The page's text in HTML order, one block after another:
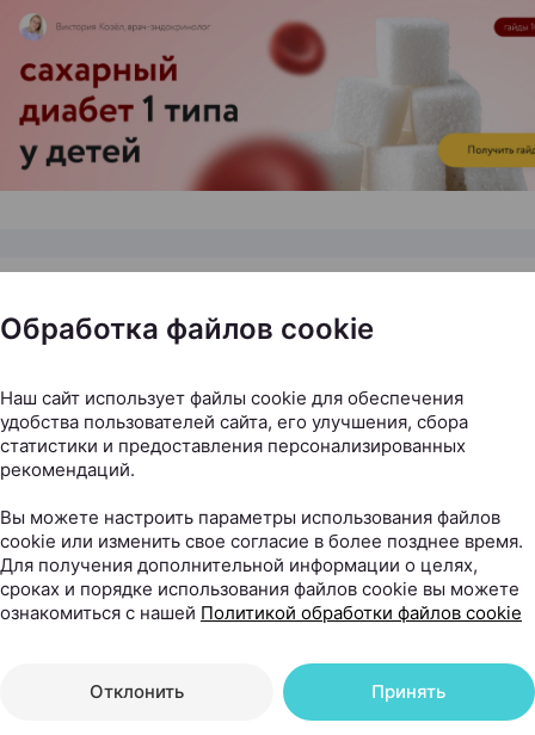
ЭФФЕКТИВНАЯ РЕКЛАМА НА САЙТЕ
выпадение волос:
нужно обращаться к
20.07.2026
остается все больше волос, пробор
советуют то витамины, то шампуни от
Но что делать, чтобы действительно решить
косметологом и дерматологом, основателем и
и дерматологии KODERM
разбираемся, когда стоит обратиться к
используют для восстановления
Обработка файлов cookie
Наш сайт использует файлы cookie для обеспечения
удобства пользователей сайта, его улучшения, сбора
статистики и предоставления персонализированных
рекомендаций.
Вы можете настроить параметры использования файлов
cookie или изменить свое согласие в более позднее время.
Для получения дополнительной информации о целях,
сроках и порядке использования файлов cookie вы можете
ознакомиться с нашей Политикой обработки файлов cookie
Отклонить Принять